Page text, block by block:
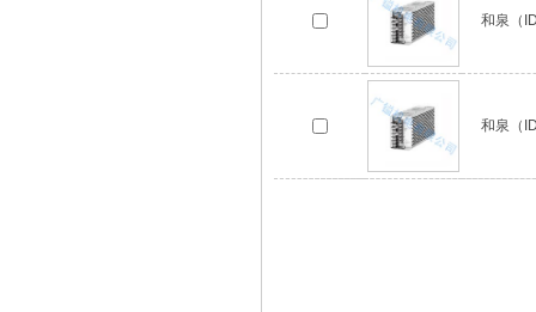
和泉（
和泉（